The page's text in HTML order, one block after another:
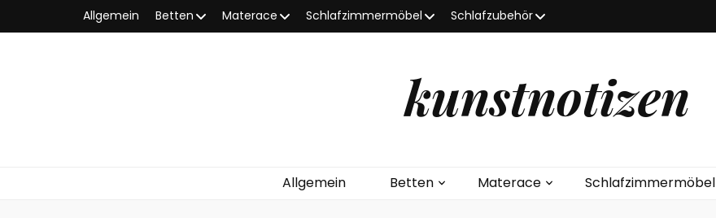
Allgemein Betten Materace Schlafzimmermöbel Schlafzubehör
kunstnotizen
Allgemein Betten Materace Schlafzimmermöbel